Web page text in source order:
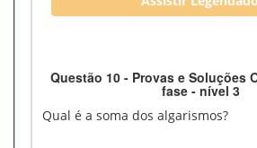
Questão 10 - Provas e Soluções
fase - nível 3
Qual é a soma dos algarismos?